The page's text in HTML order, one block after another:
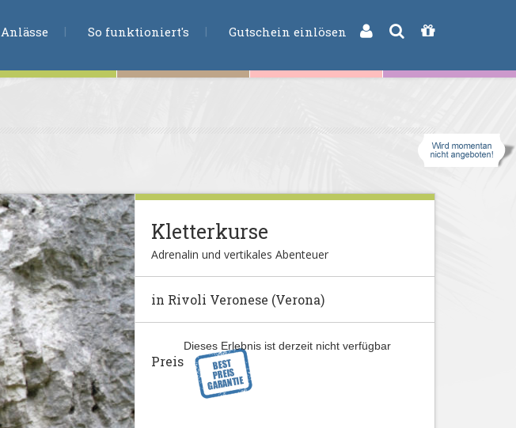
Anlässe So funktioniert's Gutschein einlösen
Kletterkurse
Adrenalin und vertikales Abenteuer
in Rivoli Veronese (Verona)
Dieses Erlebnis ist derzeit nicht verfügbar
Preis